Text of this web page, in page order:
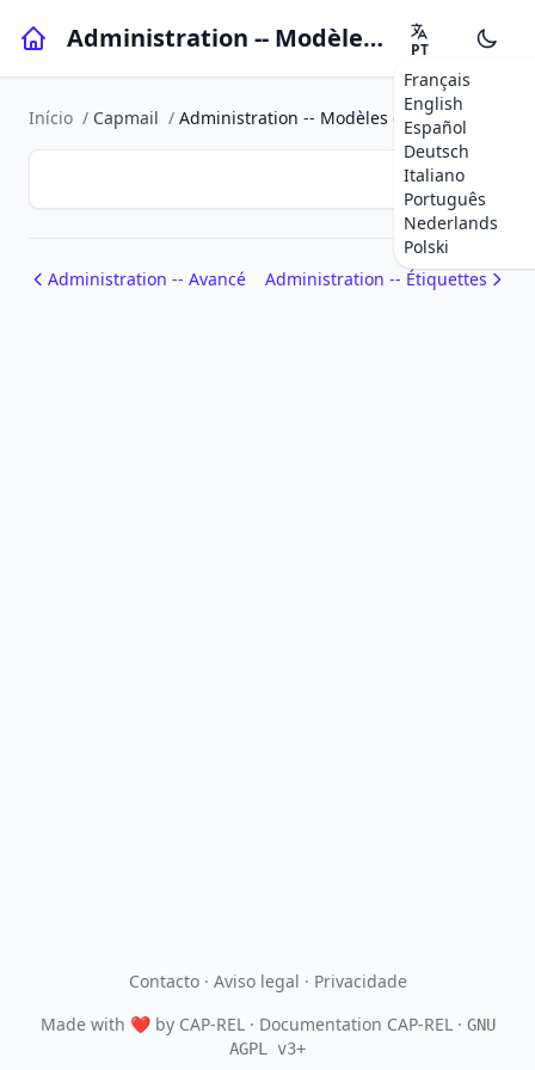
Administration -- Modèles d'extraction PT
Français
English
Español
Deutsch
Italiano
Português
Nederlands
Polski
Início / Capmail / Administration -- Modèles d'extraction
Administration -- Avancé Administration -- Étiquettes
Contacto· Aviso legal · Privacidade
Made with ❤by CAP-REL· Documentation CAP-REL · GNU
AGPL v3+